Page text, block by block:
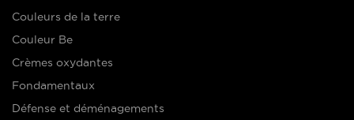
Couleurs de la terre
Couleur Be
Crèmes oxydantes
Fondamentaux
Défense et déménagements